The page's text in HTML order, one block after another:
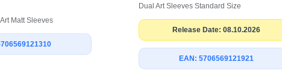
Matt Sleeves
Dual Art Sleeves Standard Size
Release Date: 08.10.2026
EAN: 5706569121921